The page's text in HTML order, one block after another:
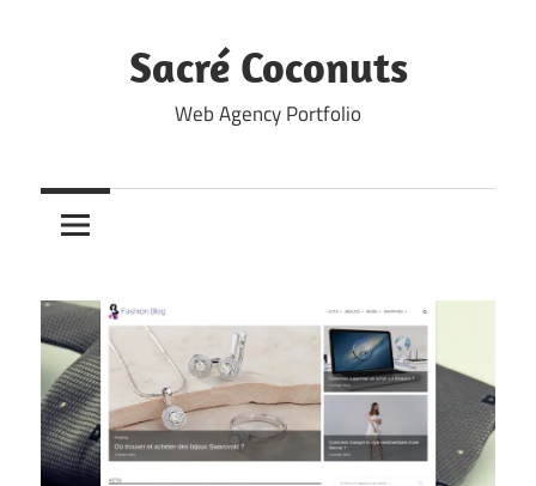
Sacré Coconuts
Web Agency Portfolio